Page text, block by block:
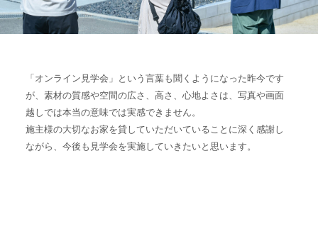
「オンライン見学会」という言葉も聞くようになった昨今です
が、素材の質感や空間の広さ、高さ、心地よさは、写真や画面
越しでは本当の意味では実感できません。
施主様の大切なお家を貸していただいていることに深く感謝し
ながら、今後も見学会を実施していきたいと思います。